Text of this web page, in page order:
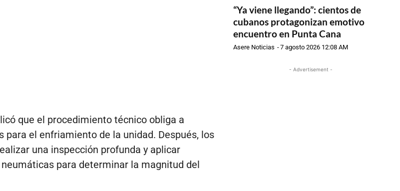
que el procedimiento técnico obliga a
para el enfriamiento de la unidad. Después, los
una inspección profunda y aplicar
para determinar la magnitud del
“Ya viene llegando”: cientos de
cubanos protagonizan emotivo
encuentro en Punta Cana
Asere Noticias -7 agosto 2026 12:08 AM
- Advertisement -